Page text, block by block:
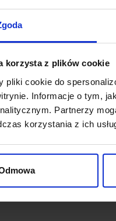
korzysta z plików cookie
pliki cookie do
Informacje o tym,
Partnerzy
korzystania z ich
KOSZULKA POLO
CZARNY